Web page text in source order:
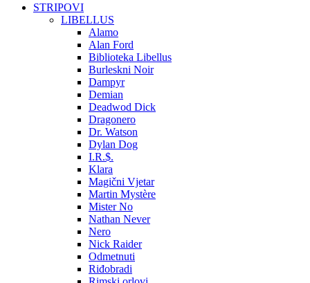
STRIPOVI
LIBELLUS
Alamo
Alan Ford
Biblioteka Libellus
Burleskni Noir
Dampyr
Demian
Deadwod Dick
Dragonero
Dr. Watson
Dylan Dog
I.R.$.
Klara
Magični Vjetar
Martin Mystère
Mister No
Nathan Never
Nero
Nick Raider
Odmetnuti
Riđobradi